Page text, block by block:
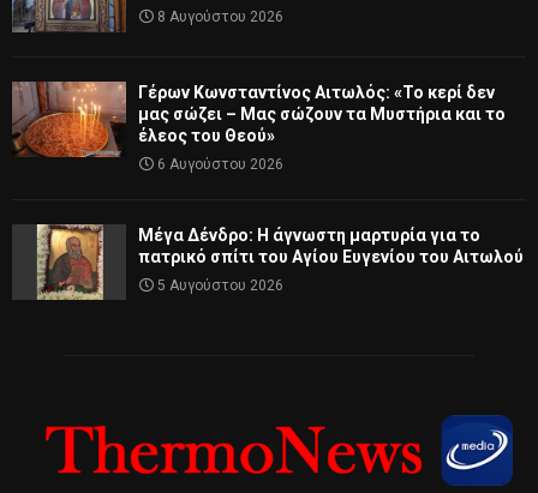
8 Αυγούστου 2026
Γέρων Κωνσταντίνος Αιτωλός: «Το κερί δεν
μας σώζει – Μας σώζουν τα Μυστήρια και το
έλεος του Θεού»
6 Αυγούστου 2026
Μέγα Δένδρο: Η άγνωστη μαρτυρία για το
πατρικό σπίτι του Αγίου Ευγενίου του Αιτωλού
5 Αυγούστου 2026